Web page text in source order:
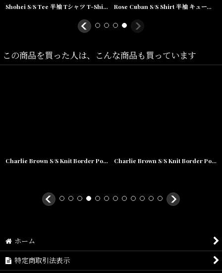
Shohei S/S Tee 半袖 Tシャツ T-Shirt Black ブラック Rose Cuban S/S Shirt 半袖 キューバ シャツ embroidery 刺繍 ローズ Navy ネイビー
この商品を買った人は、こんな商品も買っています
Charlie Brown S/S Knit Border Polo Shirts チャーリー ブラウン ニット ポロ シャツ Charlie Brown S/S Knit Border Polo Shirts チャーリー ブラウン ニット ポロ シャツ
ホーム
特定商取引法表示